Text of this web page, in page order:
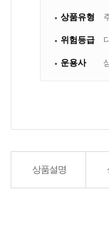
상품유형
위험등급
운용사
상품설명